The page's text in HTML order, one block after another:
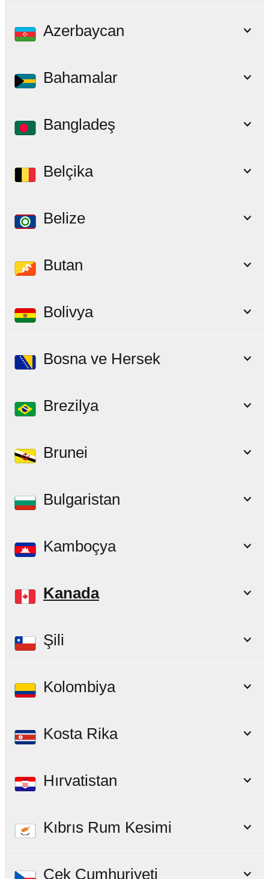
Azerbaycan
Bahamalar
Bangladeş
Belçika
Belize
Butan
Bolivya
Bosna ve Hersek
Brezilya
Brunei
Bulgaristan
Kamboçya
Kanada
Şili
Kolombiya
Kosta Rika
Hırvatistan
Kıbrıs Rum Kesimi
Çek Cumhuriyeti